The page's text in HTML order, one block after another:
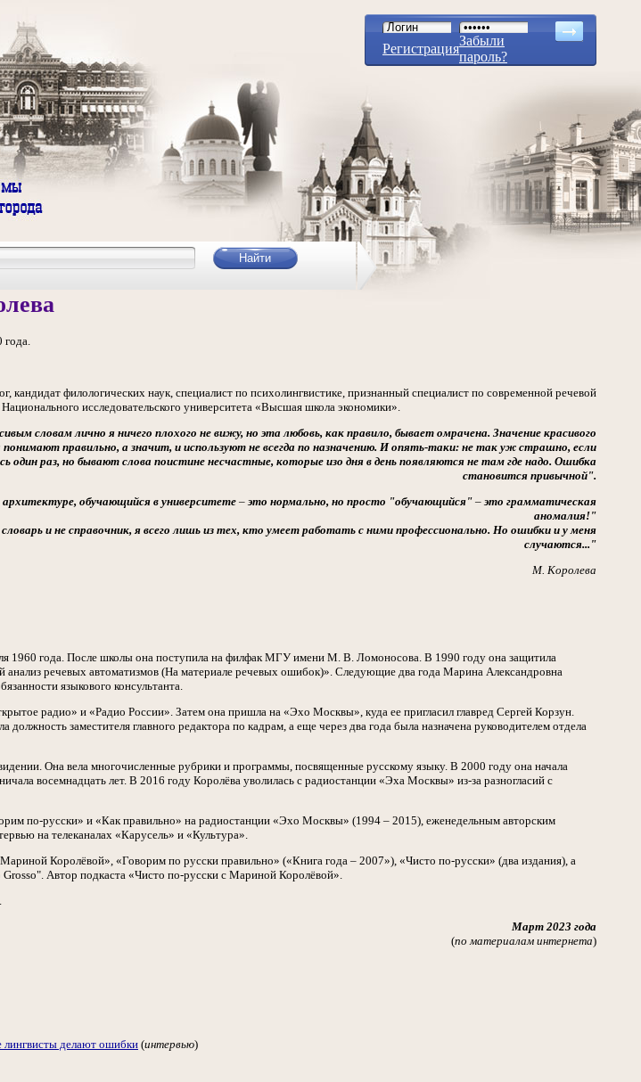
Регистрация
Забыли
пароль?
года.
кандидат филологических наук, специалист по психолингвистике, признанный специалист по современной речевой
исследовательского университета «Высшая школа экономики».
словам лично я ничего плохого не вижу, но эта любовь, как правило, бывает омрачена. Значение красивого
понимают правильно, а значит, и используют не всегда по назначению. И опять-таки: не так уж страшно, если
один раз, но бывают слова поистине несчастные, которые изо дня в день появляются не там где надо. Ошибка
становится привычной".
обучающийся в университете–это нормально, но просто "обучающийся" –это грамматическая
аномалия!"
словарь и не справочник, я всего лишь из тех, кто умеет работать с ними профессионально. Но ошибки и у меня
случаются..."
М. Королева
1960 года. После школы она поступила на филфак МГУ имени М. В. Ломоносова. В 1990 году она защитила
анализ речевых автоматизмов (На материале речевых ошибок)». Следующие два года Марина Александровна
языкового консультанта.
радио» и «Радио России». Затем она пришла на «Эхо Москвы», куда ее пригласил главред Сергей Корзун.
должность заместителя главного редактора по кадрам, а еще через два года была назначена руководителем отдела
Она вела многочисленные рубрики и программы, посвященные русскому языку. В 2000 году она начала
восемнадцать лет. В 2016 году Королёва уволилась с радиостанции «Эха Москвы» из-за разногласий с
по-русски» и «Как правильно» на радиостанции «Эхо Москвы» (1994 – 2015), еженедельным авторским
на телеканалах «Карусель» и «Культура».
Королёвой», «Говорим по русски правильно» («Книга года – 2007»), «Чисто по-русски» (два издания), а
Автор подкаста «Чисто по-русски с Мариной Королёвой».
Март 2023 года
(по материалам интернета)
делают ошибки(интервью)